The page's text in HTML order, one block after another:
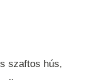
szaftos hús,